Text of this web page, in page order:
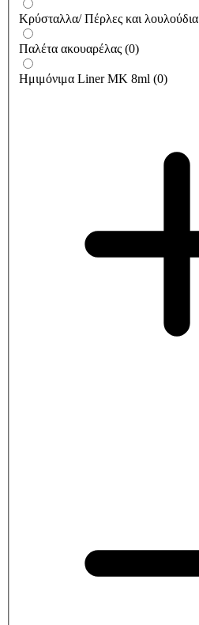
Κρύσταλλα/ Πέρλες και λουλούδια
Παλέτα ακουαρέλας (0)
Ημιμόνιμα Liner ΜΚ 8ml (0)